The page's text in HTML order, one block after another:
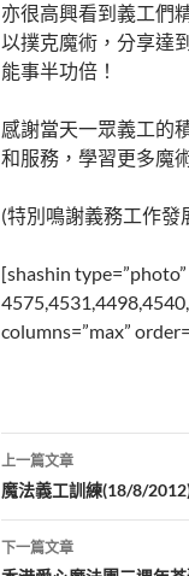
亦很高興看到義工們
以撲克魔術，分享達
能事半功倍！
感謝當天一眾義工的
和服務，學習更多魔
(特別鳴謝義務工作發
[shashin type=”photo”
columns=”max”
文
章
導
上一篇文章
魔法義工訓練(18/8/
下一篇文章